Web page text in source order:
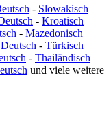
- Slowakisch
- Kroatisch
- Mazedonisch
- Türkisch
- Thailändisch
und viele weitere